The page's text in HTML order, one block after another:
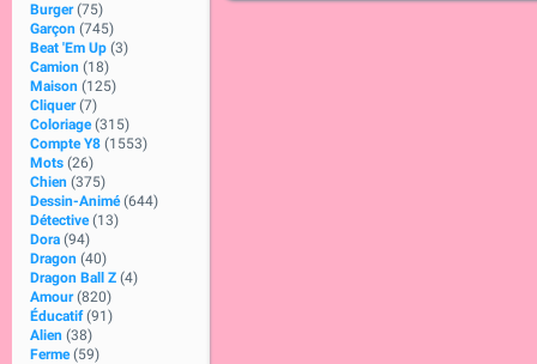
Burger (75)
Garçon (745)
Beat 'Em Up (3)
Camion (18)
Maison (125)
Cliquer (7)
Coloriage (315)
Compte Y8 (1553)
Mots (26)
Chien (375)
Dessin-Animé (644)
Détective (13)
Dora (94)
Dragon (40)
Dragon Ball Z (4)
Amour (820)
Éducatif (91)
Alien (38)
Ferme (59)